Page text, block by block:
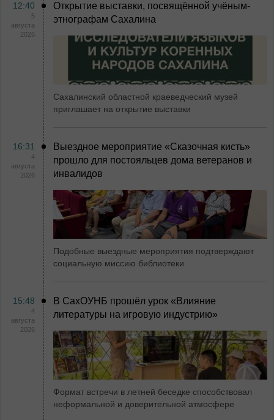
12:40
5
августа
2026
Открытие выставки, посвящённой учёным-
этнографам Сахалина
Сахалинский областной краеведческий музей
приглашает на открытие выставки
16:31
4
августа
2026
Выездное мероприятие «Сказочная кисть»
прошло для постояльцев дома ветеранов и
инвалидов
Подобные выездные мероприятия подтверждают
социальную миссию библиотеки
15:48
4
августа
2026
В СахОУНБ прошёл урок «Влияние
литературы на игровую индустрию»
Формат встречи в летней беседке способствовал
неформальной и доверительной атмосфере